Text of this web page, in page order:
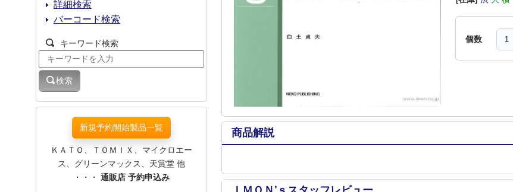
個数
商品解説
詳細検索
バーコード検索
キーワード検索
検索
新規予約開始製品一覧
ＫＡＴＯ、ＴＯＭＩＸ、マイクロエー
ス、グリーンマックス、天賞堂 他
・・・ 通販店 予約申込み